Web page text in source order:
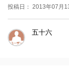
投稿日： 2013年07月
五十六